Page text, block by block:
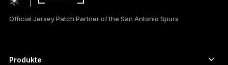
РУССКИЙ
日本語
Official Jersey Patch Partner of the San Antonio Spurs
Produkte